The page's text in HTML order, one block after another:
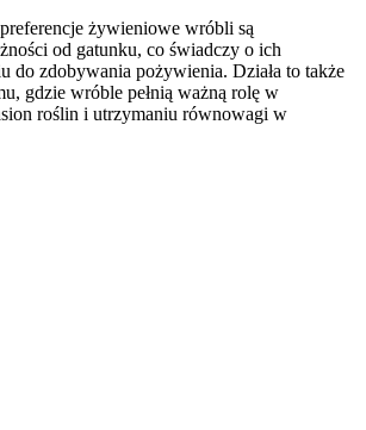
żywieniowe wróbli są
od gatunku, co świadczy o ich
do zdobywania pożywienia. Działa to także
gdzie wróble pełnią ważną rolę w
roślin i utrzymaniu równowagi w